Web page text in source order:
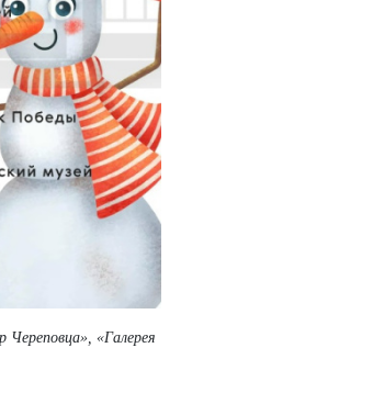
Череповца», «Галерея